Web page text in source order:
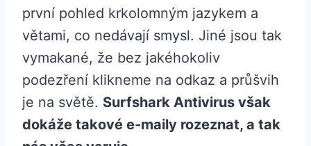
první pohled krkolomným jazykem a
větami, co nedávají smysl. Jiné jsou tak
vymakané, že bez jakéhokoliv
podezření klikneme na odkaz a průšvih
je na světě. Surfshark Antivirus však
dokáže takové e-maily rozeznat, a tak